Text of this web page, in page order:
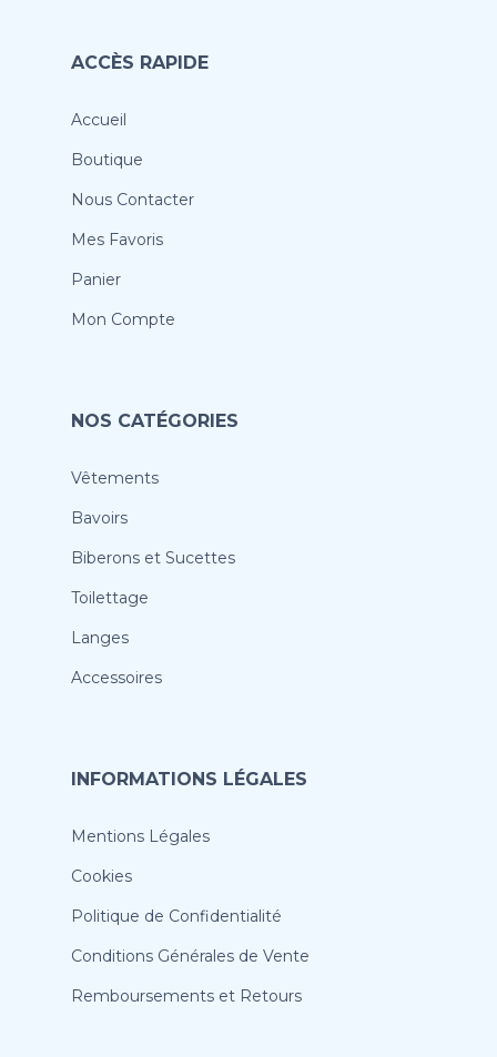
ACCÈS RAPIDE
Accueil
Boutique
Nous Contacter
Mes Favoris
Panier
Mon Compte
NOS CATÉGORIES
Vêtements
Bavoirs
Biberons et Sucettes
Toilettage
Langes
Accessoires
INFORMATIONS LÉGALES
Mentions Légales
Cookies
Politique de Confidentialité
Conditions Générales de Vente
Remboursements et Retours